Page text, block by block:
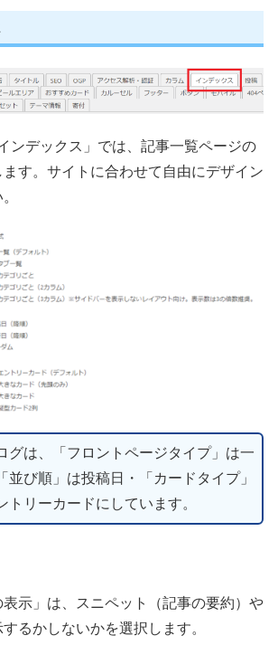
ンデックス」では、記事一覧ページの
す。サイトに合わせて自由にデザイン
グは、「フロントページタイプ」は一
並び順」は投稿日・「カードタイプ」
トリーカードにしています。
表示」は、スニペット（記事の要約）や
るかしないかを選択します。